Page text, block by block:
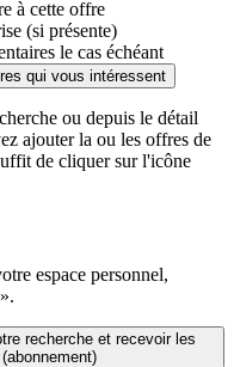
à cette offre
(si présente)
le cas échéant
qui vous intéressent
ou depuis le détail
ajouter la ou les offres de
de cliquer sur l'icône
espace personnel,
recherche et recevoir les